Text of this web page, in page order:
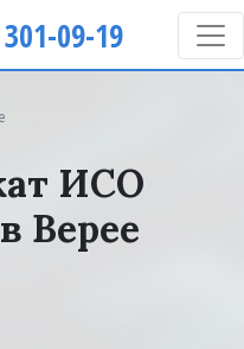
09-19
ИСО
Верее